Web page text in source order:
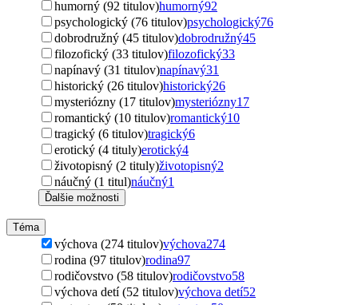
humorný (92 titulov)humorný92
psychologický (76 titulov)psychologický76
dobrodružný (45 titulov)dobrodružný45
filozofický (33 titulov)filozofický33
napínavý (31 titulov)napínavý31
historický (26 titulov)historický26
mysteriózny (17 titulov)mysteriózny17
romantický (10 titulov)romantický10
tragický (6 titulov)tragický6
erotický (4 tituly)erotický4
životopisný (2 tituly)životopisný2
náučný (1 titul)náučný1
Ďalšie možnosti
Téma
výchova (274 titulov)výchova274
rodina (97 titulov)rodina97
rodičovstvo (58 titulov)rodičovstvo58
výchova detí (52 titulov)výchova detí52